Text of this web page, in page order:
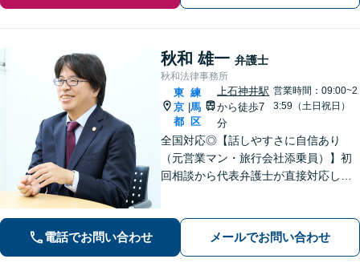
秋和 雄一 弁護士
秋和法律事務所
東
京
都
練
馬
区
上石神井駅
から徒歩7
分
営業時間：09:00~2
3:59（土日祝日）
全国対応◎【話しやすさに自信あり
（元営業マン・旅行会社添乗員）】初
回相談から代表弁護士が直接対応し、
法の道筋をご案内し、無駄なやりとり
をしていただくことが無いように配慮
電話でお問い合わせ メールでお問い合わせ